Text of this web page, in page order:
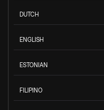
DUTCH
ENGLISH
ESTONIAN
FILIPINO